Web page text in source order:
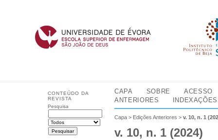
CONTEÚDO DA
REVISTA
Pesquisa
CAPA SOBRE
ACESSO
ANTERIORES
INDEXAÇÕES
Capa > Edições Anteriores >v. 10, n. 1
v. 10, n. 1 (2024)